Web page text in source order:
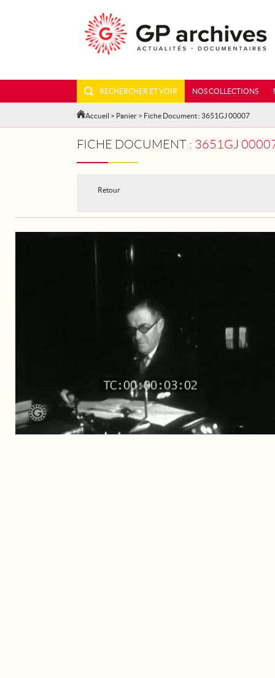
RECHERCHER ET VOIR NOS COLLECTIONS
Accueil > Panier > Fiche Document : 3651GJ 00007
FICHE DOCUMENT : 3651GJ 00007 - A LA SOCIÉTÉ
Retour